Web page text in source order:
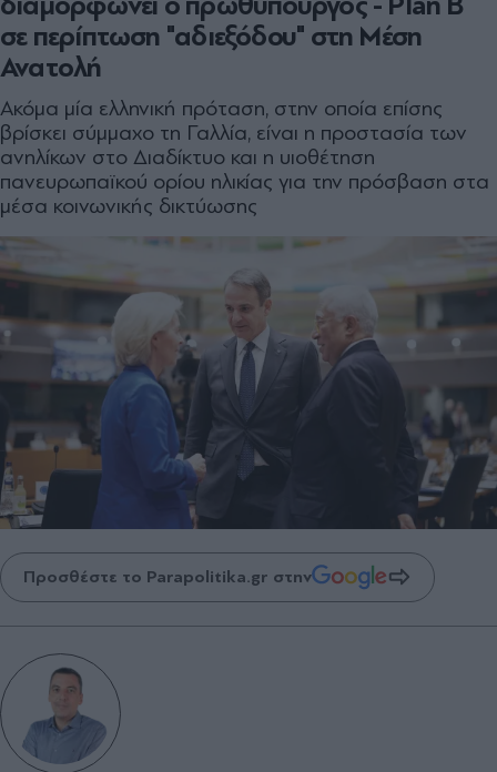
σε περίπτωση "αδιεξόδου" στη Μέση
Ανατολή
Ακόμα μία ελληνική πρόταση, στην οποία επίσης
βρίσκει σύμμαχο τη Γαλλία, είναι η προστασία των
ανηλίκων στο Διαδίκτυο και η υιοθέτηση
πανευρωπαϊκού ορίου ηλικίας για την πρόσβαση στα
μέσα κοινωνικής δικτύωσης
Προσθέστε το Parapolitika.gr στην